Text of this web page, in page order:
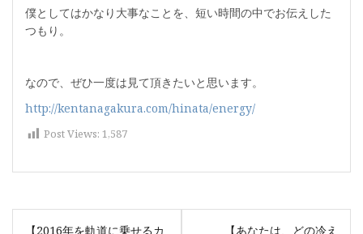
僕としてはかなり大事なことを、短い時間の中でお伝えした
つもり。
なので、ぜひ一度は見て頂きたいと思います。
http://kentanagakura.com/hinata/energy/
Post Views: 1,587
投【2016年を軌道に乗せるカ
【あなたは、どの冷え